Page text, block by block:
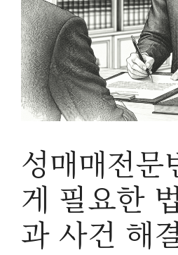
성매매전문
게 필요한
과 사건 해